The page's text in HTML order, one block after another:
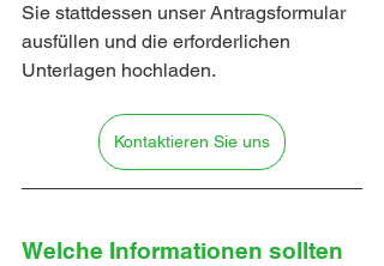
Sie stattdessen unser Antragsformular
ausfüllen und die erforderlichen
Unterlagen hochladen.
Kontaktieren Sie uns
Welche Informationen sollten